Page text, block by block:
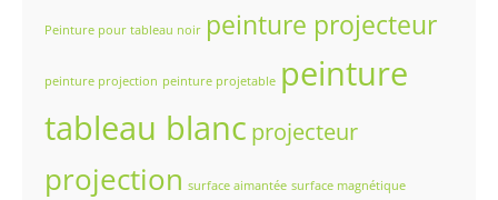
Peinture pour tableau noir peinture projecteur
peinture projection peinture projetable peinture
tableau blanc projecteur
projection surface aimantée surface magnétique